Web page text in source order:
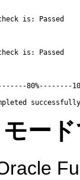
is: Passed
is: Passed
80%--------
ー